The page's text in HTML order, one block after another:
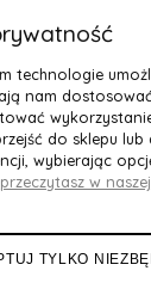
KONTO
O NAS
technologie
nam
do sklepu
wybierając
w
TYLKO